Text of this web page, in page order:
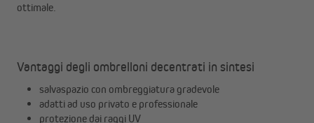
ottimale.
Vantaggi degli ombrelloni decentrati in sintesi
salvaspazio con ombreggiatura gradevole
adatti ad uso privato e professionale
protezione dai raggi UV